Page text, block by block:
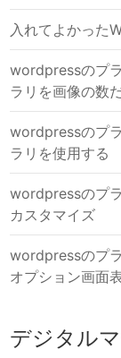
入れてよかった
wordpressのプ
ラリを画像の数
wordpressのプ
ラリを使用する
wordpressのプ
カスタマイズ
wordpressのプ
オプション画面
デジタル